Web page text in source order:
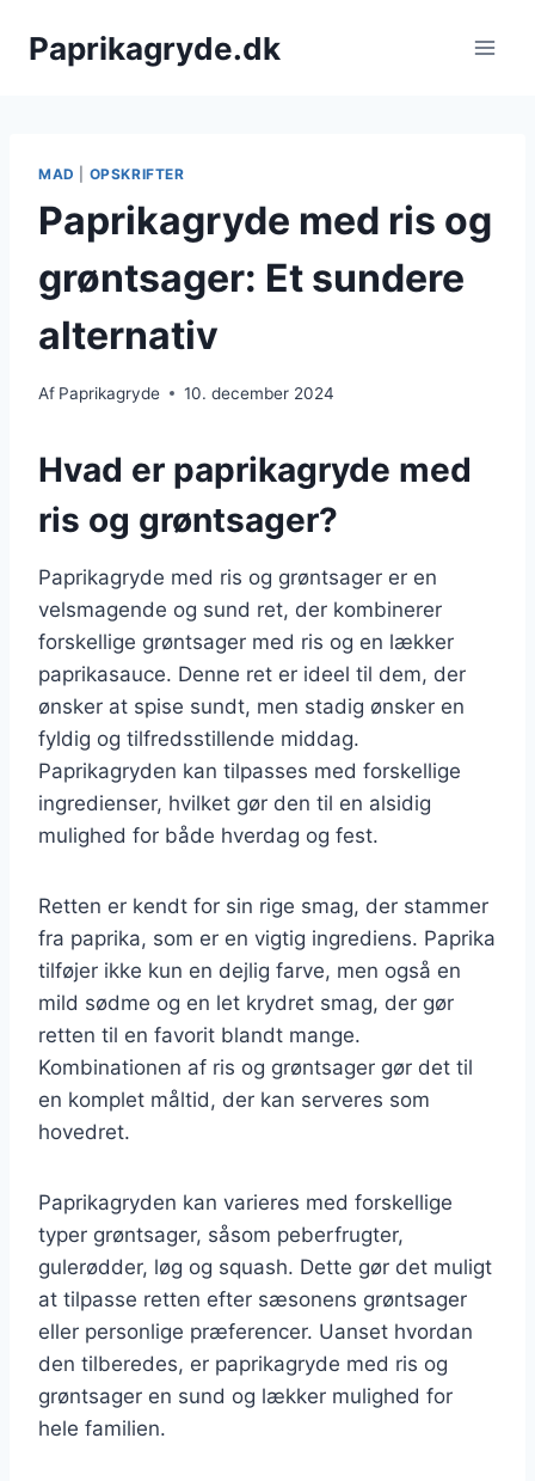
Paprikagryde.dk
MAD OPSKRIFTER
Paprikagryde med ris og
grøntsager: Et sundere
alternativ
Af Paprikagryde 10. december 2024
Hvad er paprikagryde med
ris og grøntsager?
Paprikagryde med ris og grøntsager er en
velsmagende og sund ret, der kombinerer
forskellige grøntsager med ris og en lækker
paprikasauce. Denne ret er ideel til dem, der
ønsker at spise sundt, men stadig ønsker en
fyldig og tilfredsstillende middag.
Paprikagryden kan tilpasses med forskellige
ingredienser, hvilket gør den til en alsidig
mulighed for både hverdag og fest.
Retten er kendt for sin rige smag, der stammer
fra paprika, som er en vigtig ingrediens. Paprika
tilføjer ikke kun en dejlig farve, men også en
mild sødme og en let krydret smag, der gør
retten til en favorit blandt mange.
Kombinationen af ris og grøntsager gør det til
en komplet måltid, der kan serveres som
hovedret.
Paprikagryden kan varieres med forskellige
typer grøntsager, såsom peberfrugter,
gulerødder, løg og squash. Dette gør det muligt
at tilpasse retten efter sæsonens grøntsager
eller personlige præferencer. Uanset hvordan
den tilberedes, er paprikagryde med ris og
grøntsager en sund og lækker mulighed for
hele familien.